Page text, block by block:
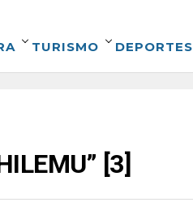
TURISMO DEPORTES
[3]